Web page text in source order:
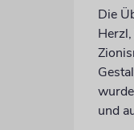
Die
und